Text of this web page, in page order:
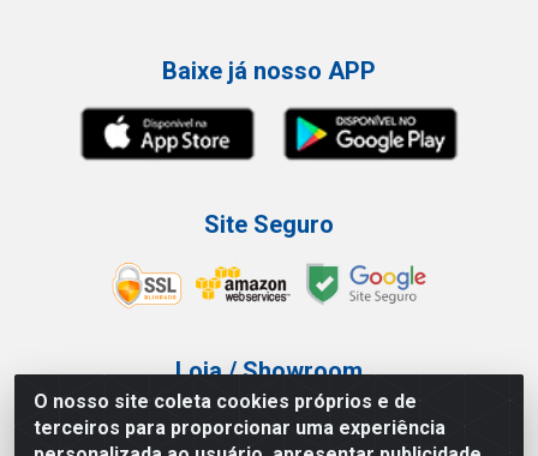
O nosso site coleta cookies próprios e de
terceiros para proporcionar uma experiência
Baixe já nosso APP
Site Seguro
Loja / Showroom
Tel.: (11) 3227-0546
Av Vautier, 587/597 - Pari - São Paulo/SP